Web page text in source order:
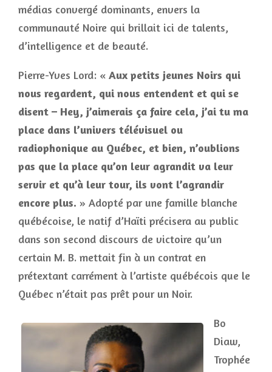
médias convergé dominants, envers la
communauté Noire qui brillait ici de talents,
d’intelligence et de beauté.
Pierre-Yves Lord: « Aux petits jeunes Noirs qui
nous regardent, qui nous entendent et qui se
disent – Hey, j’aimerais ça faire cela, j’ai tu ma
place dans l’univers télévisuel ou
radiophonique au Québec, et bien, n’oublions
pas que la place qu’on leur agrandit va leur
servir et qu’à leur tour, ils vont l’agrandir
encore plus. » Adopté par une famille blanche
québécoise, le natif d’Haïti précisera au public
dans son second discours de victoire qu’un
certain M. B. mettait fin à un contrat en
prétextant carrément à l’artiste québécois que le
Québec n’était pas prêt pour un Noir.
Bo
Diaw,
Trophée